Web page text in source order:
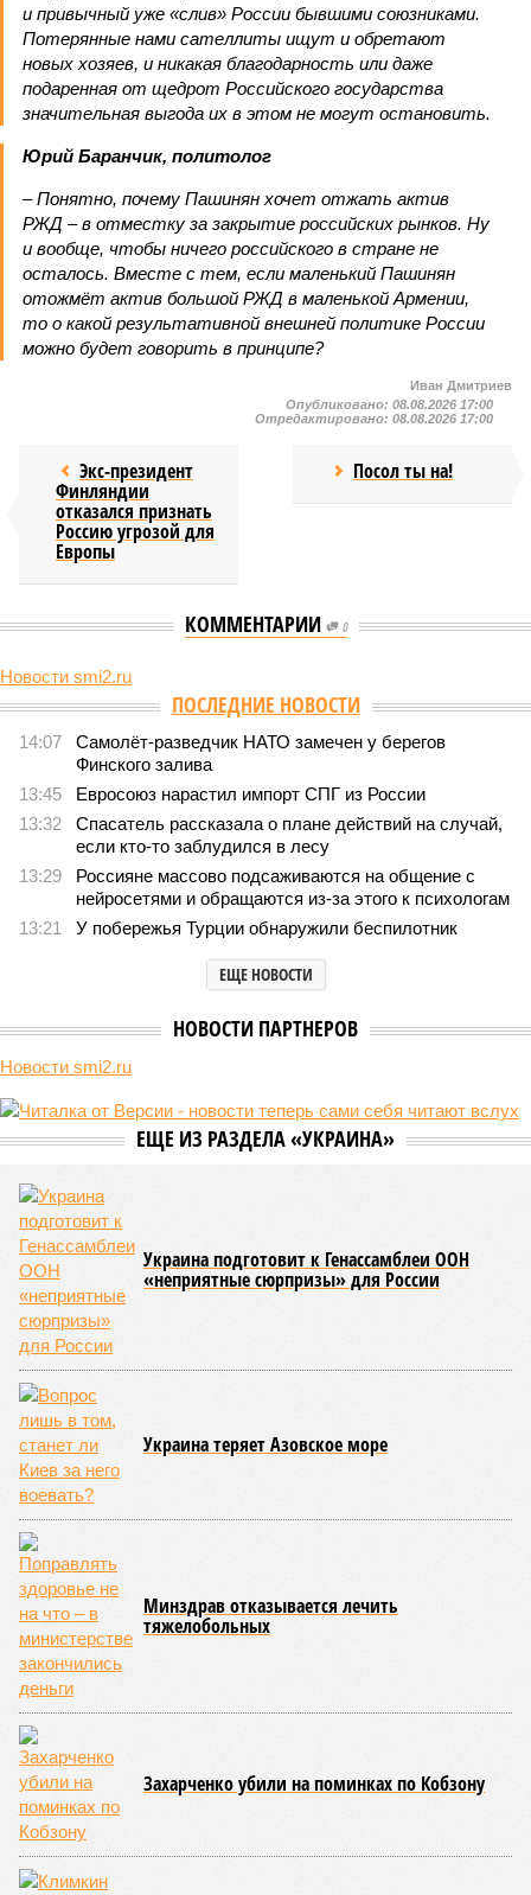
и привычный уже «слив» России бывшими союзниками.
Потерянные нами сателлиты ищут и обретают
новых хозяев, и никакая благодарность или даже
подаренная от щедрот Российского государства
значительная выгода их в этом не могут остановить.
Юрий Баранчик, политолог
– Понятно, почему Пашинян хочет отжать актив
РЖД – в отместку за закрытие российских рынков. Ну
и вообще, чтобы ничего российского в стране не
осталось. Вместе с тем, если маленький Пашинян
отожмёт актив большой РЖД в маленькой Армении,
то о какой результативной внешней политике России
можно будет говорить в принципе?
Иван Дмитриев
Опубликовано: 08.08.2026 17:00
Отредактировано: 08.08.2026 17:00
Экс-президент
Финляндии
отказался признать
Россию угрозой для
Европы
Посол ты на!
КОММЕНТАРИИ 0
Новости smi2.ru
В нескольких станциях от уже сданного
«Сказочного леса» пайщики ЖК «Станция Л» продолжают ждать от
компании Capital Group начала реальной достройки
В нескольких станциях от уже сданного «Сказочного
леса» пайщики ЖК «Станция Л» продолжают ждать от
компании Capital Group начала реальной достройки
«Станция ожидания» для дольщиков
В нескольких станциях от уже сданного «Сказочного леса» пайщики ЖК
«Станция Л» продолжают ждать от компании Capital Group начала
уже получают ключи – в мае 2026 года были получены
заключение о соответствии проектной документации и
разрешение на ввод жилищного комплекса в эксплуатацию –
совсем недалеко, в паре станций метро южнее, на Люблинской
улице, картина, можно сказать, прямо противоположная.
ЖК «Светлый мир «Станция Л»: та же группа компаний-
банкрот Seven Suns Development, та же
схема достройки через Capital Group осенью 2024 года, но
за прошедшие два года результатов, по словам дольщиков,
практически не видно. По
порталов, первую очередь ЖК строители обещают сдать к
декабрю 2026 г., вторую – к марту 2028-го. Но никто при
этом из кураторов стройки не задается вопросом: как эти
сроки должны материализоваться? На строительной
площадке, по свидетельствам дольщиков, регулярно
бывающих у забора, какая-либо техника отсутствует. Ни
бетононасосов, ни работающих кранов, ни признаков
мобилизации подрядчиков. При том, что до «декабря 2026»
осталось менее полугода.
Если в «Сказочном лесу» техзаказчик публично
отчитывался о поэтапной готовности – 90%, затем 97%, с
конкретными инженерными работами (усиление
монолитных конструкций, устранение проектных ошибок) –
то по «Станции Л» подобной публичной отчётности
дольщики не видят. Ни Capital Group, ни кураторы
строительства не подтверждают ни соблюдения графика